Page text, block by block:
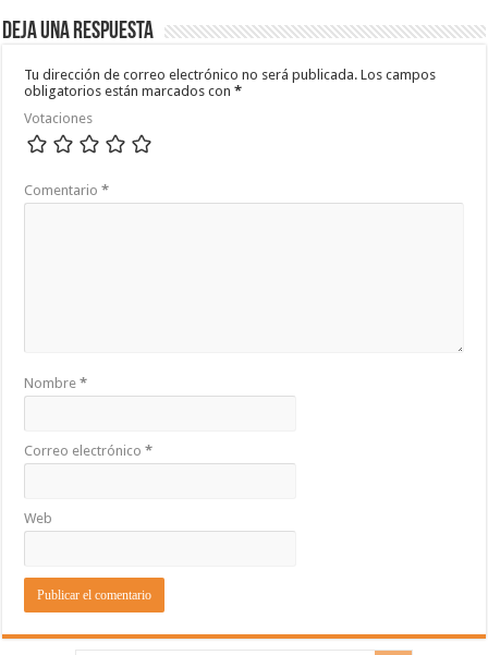
Deja una respuesta
Tu dirección de correo electrónico no será publicada. Los campos
obligatorios están marcados con*
Votaciones
Comentario*
Nombre*
Correo electrónico*
Web